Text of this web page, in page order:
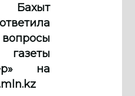
газеты
на